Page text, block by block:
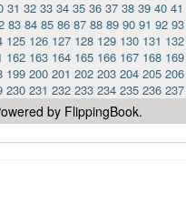
31 32 33 34 35 36 37 38 39 40 41
83 84 85 86 87 88 89 90 91 92 93
125 126 127 128 129 130 131 132
162 163 164 165 166 167 168 169
199 200 201 202 203 204 205 206
230 231 232 233 234 235 236 237
by FlippingBook.